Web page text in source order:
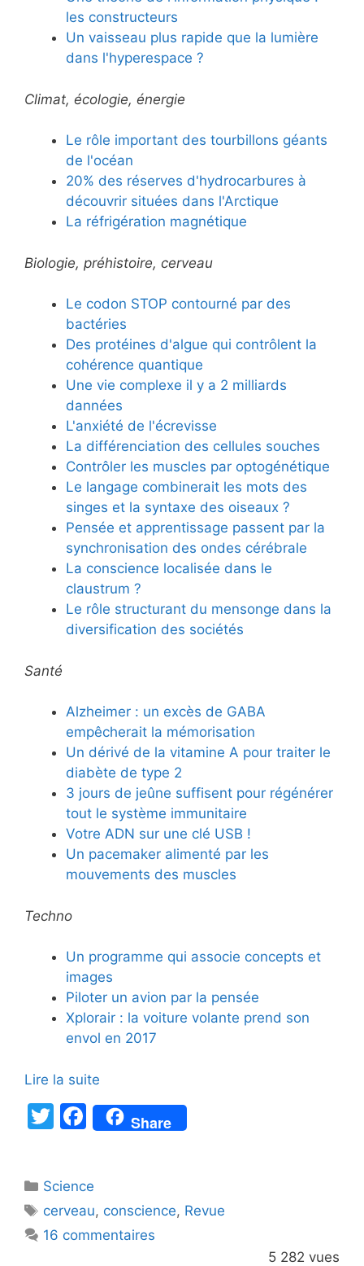
les constructeurs
Un vaisseau plus rapide que la lumière
dans l'hyperespace ?
Climat, écologie, énergie
Le rôle important des tourbillons géants
de l'océan
20% des réserves d'hydrocarbures à
découvrir situées dans l'Arctique
La réfrigération magnétique
Biologie, préhistoire, cerveau
Le codon STOP contourné par des
bactéries
Des protéines d'algue qui contrôlent la
cohérence quantique
Une vie complexe il y a 2 milliards
dannées
L'anxiété de l'écrevisse
La différenciation des cellules souches
Contrôler les muscles par optogénétique
Le langage combinerait les mots des
singes et la syntaxe des oiseaux ?
Pensée et apprentissage passent par la
synchronisation des ondes cérébrale
La conscience localisée dans le
claustrum ?
Le rôle structurant du mensonge dans la
diversification des sociétés
Santé
Alzheimer : un excès de GABA
empêcherait la mémorisation
Un dérivé de la vitamine A pour traiter le
diabète de type 2
3 jours de jeûne suffisent pour régénérer
tout le système immunitaire
Votre ADN sur une clé USB !
Un pacemaker alimenté par les
mouvements des muscles
Techno
Un programme qui associe concepts et
images
Piloter un avion par la pensée
Xplorair : la voiture volante prend son
envol en 2017
Lire la suite
T
er
F
a
e
b
o
Share
Catégories
Science
Étiquettes
cerveau, conscience, Revue
16 commentaires
5 282 vues